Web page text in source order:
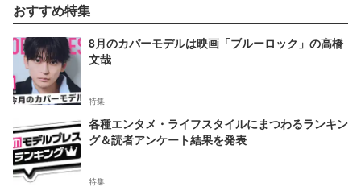
おすすめ特集
8月のカバーモデルは映画「ブルーロック」の高橋
文哉
特集
各種エンタメ・ライフスタイルにまつわるランキン
グ＆読者アンケート結果を発表
特集